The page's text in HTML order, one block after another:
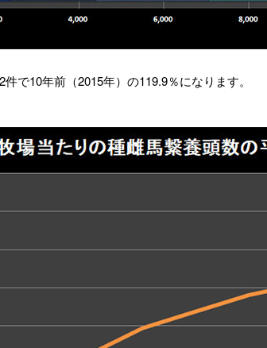
で10年前（2015年）の119.9％になります。